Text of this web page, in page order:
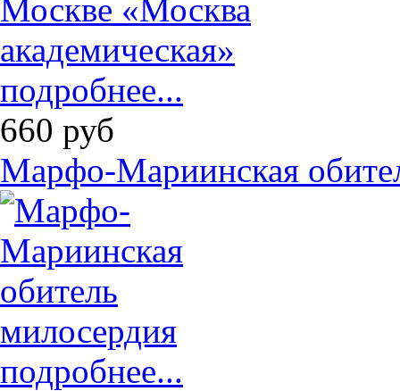
подробнее...
660 руб
Марфо-Мариинская
подробнее...